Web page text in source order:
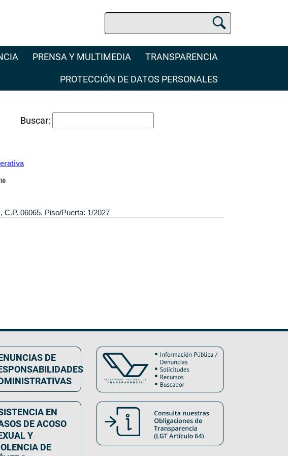
Buscar
PRENSA Y MULTIMEDIA TRANSPARENCIA
PROTECCIÓN DE DATOS PERSONALES
Buscar:
06065. Piso/Puerta: 1/2027
DE
EN
DE ACOSO
Y
DE